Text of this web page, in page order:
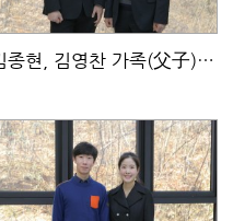
[7] 김종현, 김영찬 가족(父子)[4]